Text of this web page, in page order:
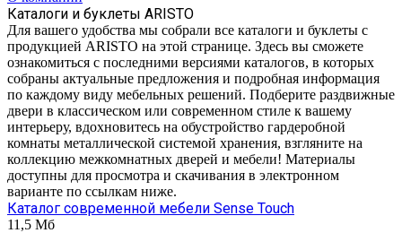
Каталоги и буклеты ARISTO
Для вашего удобства мы собрали все каталоги и буклеты с
продукцией ARISTO на этой странице. Здесь вы сможете
ознакомиться с последними версиями каталогов, в которых
собраны актуальные предложения и подробная информация
по каждому виду мебельных решений. Подберите раздвижные
двери в классическом или современном стиле к вашему
интерьеру, вдохновитесь на обустройство гардеробной
комнаты металлической системой хранения, взгляните на
коллекцию межкомнатных дверей и мебели! Материалы
доступны для просмотра и скачивания в электронном
варианте по ссылкам ниже.
Каталог современной мебели Sense Touch
11,5 Мб